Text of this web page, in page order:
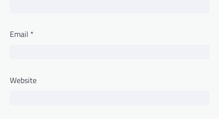
Email *
Website